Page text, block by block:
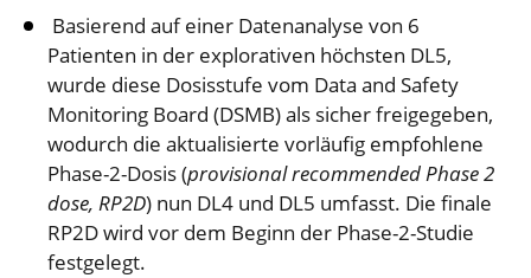
Basierend auf einer Datenanalyse von 6
Patienten in der explorativen höchsten DL5,
wurde diese Dosisstufe vom Data and Safety
Monitoring Board (DSMB) als sicher freigegeben,
wodurch die aktualisierte vorläufig empfohlene
Phase-2-Dosis (provisional recommended Phase 2
dose, RP2D) nun DL4 und DL5 umfasst. Die finale
RP2D wird vor dem Beginn der Phase-2-Studie
festgelegt.